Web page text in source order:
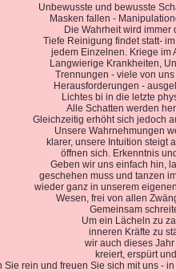
Unbewusste und bewusste
Masken fallen -
Die Wahrheit wird immer
Tiefe Reinigung findet statt-
jedem Einzelnen. Kriege im
Langwierige Krankheiten,
Trennungen - viele von
Herausforderungen -
Lichtes bi in die letzte
Alle Schatten werden
Gleichzeitig erhöht sich jedoch
Unsere Wahrnehmungen
klarer, unsere Intuition steigt
öffnen sich. Erkenntnis
Geben wir uns einfach hin,
geschehen muss und tanzen
wieder ganz in unserem
Wesen, frei von allen
Gemeinsam
Um ein Lächeln zu
inneren Kräfte zu
wir auch dieses
kreiert, erspürt
Sie rein und freuen Sie sich mit uns -